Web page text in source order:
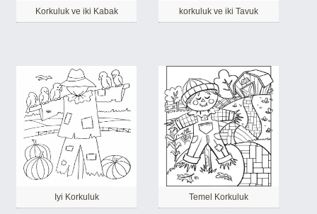
Korkuluk ve iki Kabak korkuluk ve iki Tavuk
Iyi Korkuluk Temel Korkuluk